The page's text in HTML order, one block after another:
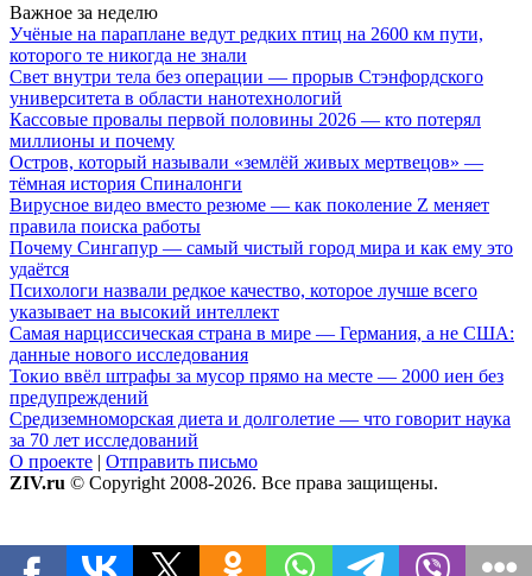
Важное за неделю
Учёные на параплане ведут редких птиц на 2600 км пути,
которого те никогда не знали
Свет внутри тела без операции — прорыв Стэнфордского
университета в области нанотехнологий
Кассовые провалы первой половины 2026 — кто потерял
миллионы и почему
Остров, который называли «землёй живых мертвецов» —
тёмная история Спиналонги
Вирусное видео вместо резюме — как поколение Z меняет
правила поиска работы
Почему Сингапур — самый чистый город мира и как ему это
удаётся
Психологи назвали редкое качество, которое лучше всего
указывает на высокий интеллект
Самая нарциссическая страна в мире — Германия, а не США:
данные нового исследования
Токио ввёл штрафы за мусор прямо на месте — 2000 иен без
предупреждений
Средиземноморская диета и долголетие — что говорит наука
за 70 лет исследований
О проекте | Отправить письмо
ZIV.ru © Copyright 2008-2026. Все права защищены.